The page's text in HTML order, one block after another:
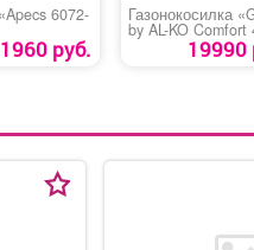
6072-
1960 руб.
Газонокосилка
by AL-KO Comfort
19990